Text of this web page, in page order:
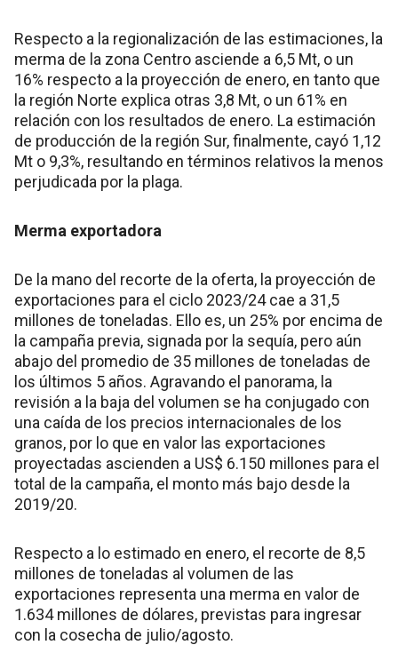
Respecto a la regionalización de las estimaciones, la
merma de la zona Centro asciende a 6,5 Mt, o un
16% respecto a la proyección de enero, en tanto que
la región Norte explica otras 3,8 Mt, o un 61% en
relación con los resultados de enero. La estimación
de producción de la región Sur, finalmente, cayó 1,12
Mt o 9,3%, resultando en términos relativos la menos
perjudicada por la plaga.
Merma exportadora
De la mano del recorte de la oferta, la proyección de
exportaciones para el ciclo 2023/24 cae a 31,5
millones de toneladas. Ello es, un 25% por encima de
la campaña previa, signada por la sequía, pero aún
abajo del promedio de 35 millones de toneladas de
los últimos 5 años. Agravando el panorama, la
revisión a la baja del volumen se ha conjugado con
una caída de los precios internacionales de los
granos, por lo que en valor las exportaciones
proyectadas ascienden a US$ 6.150 millones para el
total de la campaña, el monto más bajo desde la
2019/20.
Respecto a lo estimado en enero, el recorte de 8,5
millones de toneladas al volumen de las
exportaciones representa una merma en valor de
1.634 millones de dólares, previstas para ingresar
con la cosecha de julio/agosto.